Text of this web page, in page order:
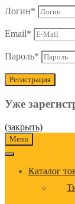
Логин*
Email*
Пароль*
Уже
(закрыть)
Menu
Каталог